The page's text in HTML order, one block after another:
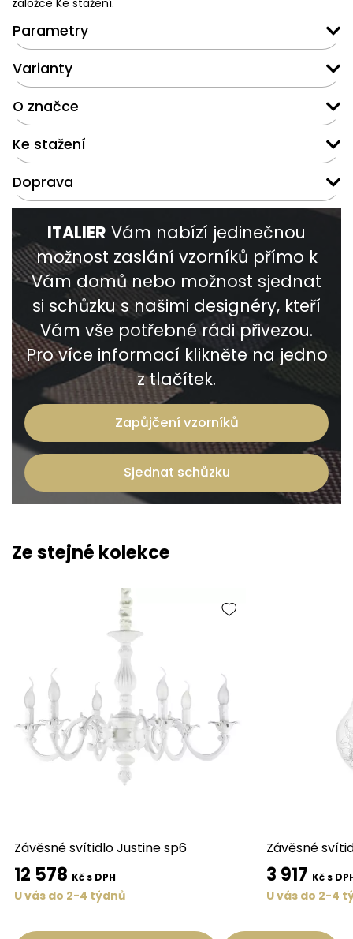
záložce Ke stažení.
Parametry
Varianty
O značce
Ke stažení
Doprava
ITALIER Vám nabízí jedinečnou
možnost zaslání vzorníků přímo k
Vám domů nebo možnost sjednat
si schůzku s našimi designéry, kteří
Vám vše potřebné rádi přivezou.
Pro více informací klikněte na jedno
z tlačítek.
Zapůjčení vzorníků
Sjednat schůzku
Ze stejné kolekce
Závěsné svítidlo Justine sp6
12 578 Kč s DPH
U vás do 2-4 týdnů
Závěsné
3 917 Kč s
U vás do 2-4